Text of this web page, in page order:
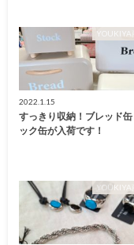
YOUKIYA
2022.1.15
すっきり収納！ブレッド缶
ック缶が入荷です！
YOUKIYA